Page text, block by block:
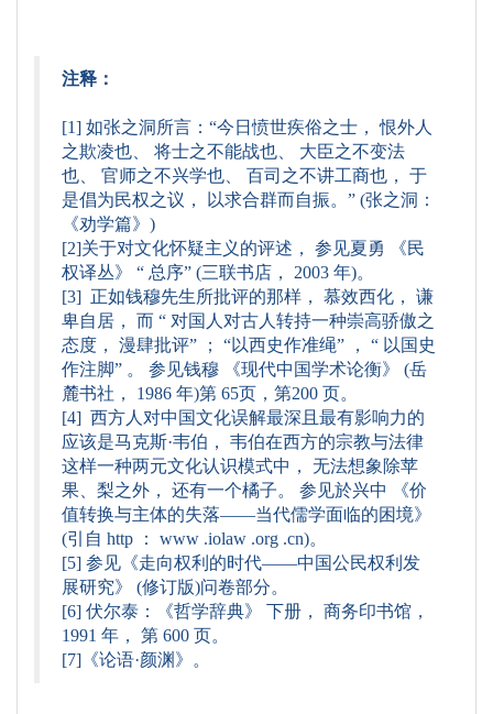
注释：
[1] 如张之洞所言：“今日愤世疾俗之士， 恨外人
之欺凌也、 将士之不能战也、 大臣之不变法
也、 官师之不兴学也、 百司之不讲工商也， 于
是倡为民权之议， 以求合群而自振。” (张之洞：
《劝学篇》)
[2]关于对文化怀疑主义的评述， 参见夏勇 《民
权译丛》 “ 总序” (三联书店， 2003 年)。
[3] 正如钱穆先生所批评的那样， 慕效西化， 谦
卑自居， 而 “ 对国人对古人转持一种崇高骄傲之
态度， 漫肆批评” ； “以西史作准绳” ， “ 以国史
作注脚” 。 参见钱穆 《现代中国学术论衡》 (岳
麓书社， 1986 年)第 65页，第200 页。
[4] 西方人对中国文化误解最深且最有影响力的
应该是马克斯·韦伯， 韦伯在西方的宗教与法律
这样一种两元文化认识模式中， 无法想象除苹
果、梨之外， 还有一个橘子。 参见於兴中 《价
值转换与主体的失落——当代儒学面临的困境》
(引自 http ： www .iolaw .org .cn)。
[5] 参见《走向权利的时代——中国公民权利发
展研究》 (修订版)问卷部分。
[6] 伏尔泰：《哲学辞典》 下册， 商务印书馆，
1991 年， 第 600 页。
[7]《论语·颜渊》。